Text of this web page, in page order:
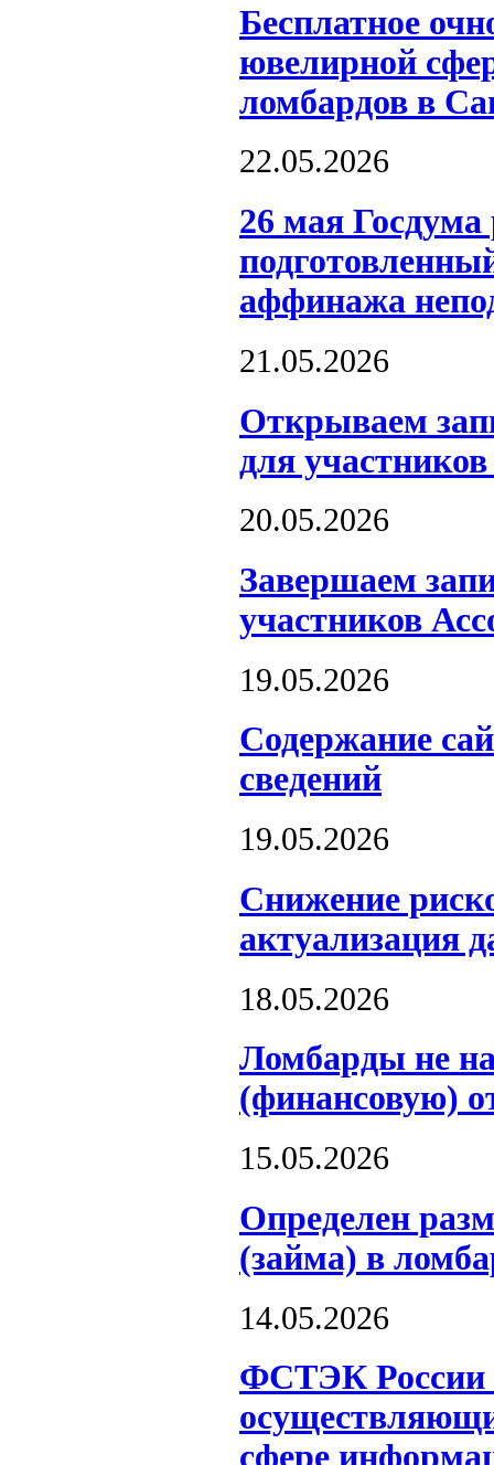
Бесплатное
ювелирной
ломбардов в
22.05.2026
26 мая
аффинажа
21.05.2026
Открываем
для
20.05.2026
Завершаем
участников
19.05.2026
Содержание
сведений
19.05.2026
Снижение
актуализация
18.05.2026
Ломбарды не
(финансовую)
15.05.2026
Определен
(займа) в
14.05.2026
ФСТЭК России
сфере